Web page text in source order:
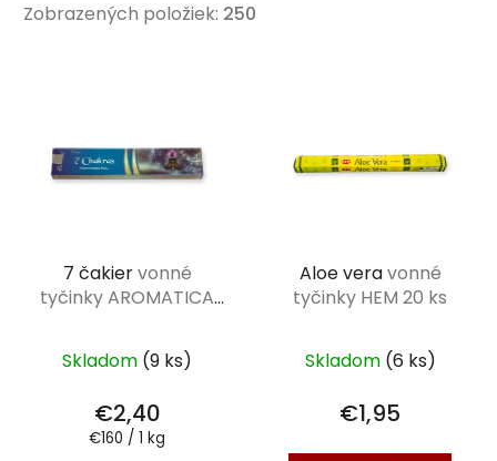
Zobrazených položiek: 250
7 čakiervonné
tyčinky AROMATICA
Skladom (9 ks)
€2,40
Jednotková
€160 / 1 kg
Aloe veravonné
tyčinky HEM 20 ks
Skladom (6 ks)
€1,95